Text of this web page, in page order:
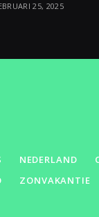
25, 2025
NEDERLAND
ZONVAKANTIE